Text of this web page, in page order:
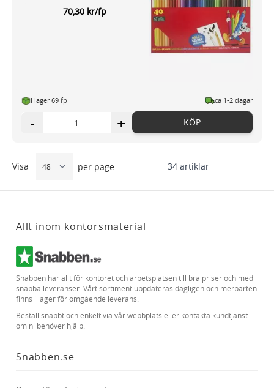
70,30 kr/fp
I lager 69 fp ca 1-2 dagar
- + KÖP
34artiklar
Visa per page
Allt inom kontorsmaterial
Snabben har allt för kontoret och arbetsplatsen till bra priser och med
snabba leveranser. Vårt sortiment uppdateras dagligen och merparten
finns i lager för omgående leverans.
Beställ snabbt och enkelt via vår webbplats eller kontakta kundtjänst
om ni behöver hjälp.
Snabben.se